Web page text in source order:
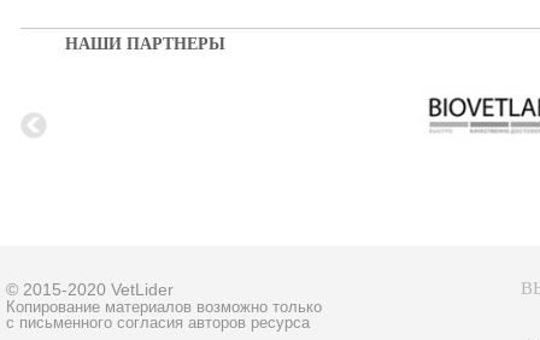
НАШИ ПАРТНЕРЫ
© 2015-2020 VetLider
Копирование материалов возможно только
с письменного согласия авторов ресурса